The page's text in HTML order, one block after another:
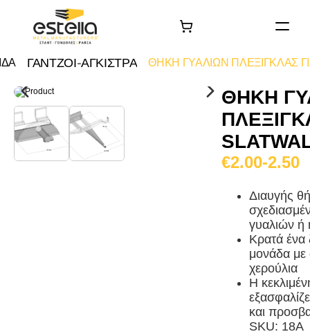
ΑΡΧΙΚΗ
ΤΑ ΕΡΓΑ ΜΑΣ
Σχετικά με εμάς
Επικοινωνία
ΓΑΝΤΖΟΙ-ΑΓΚΙΣΤΡΑ ΘΗΚΗ ΓΥΑΛΙΩΝ ΠΛΕΞΙΓΚΛΑΣ
ΘΗΚΗ
€2.00-2.50
Διαυγής
γυαλιών ή
Κρατά ένα
μονάδα με
χερούλια
Η
και
SKU: 18A